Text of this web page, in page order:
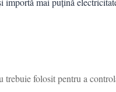
folosit pentru a